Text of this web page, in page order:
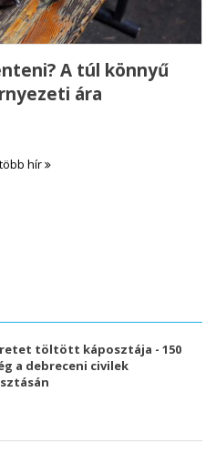
A túl könnyű
ára
hír
töltött káposztája - 150
a debreceni civilek